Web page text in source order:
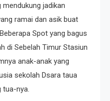
jadikan
ramai dan asik buat
Spot yang bagus
di Sebelah Timur Stasiun
anak-anak yang
sekolah Dsara taua
nya.